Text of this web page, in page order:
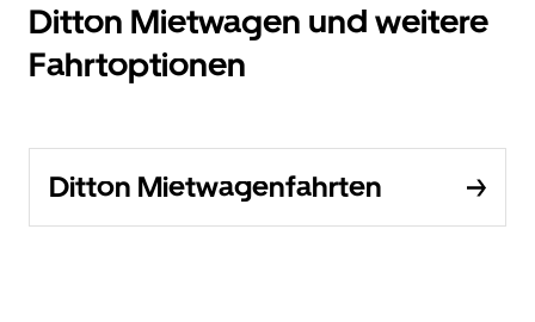
Ditton Mietwagen und weitere
Fahrtoptionen
Ditton Mietwagenfahrten